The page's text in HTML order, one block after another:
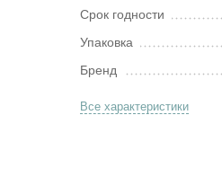
Срок годности
Упаковка
Бренд
Все характеристики